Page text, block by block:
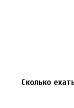
Сколько